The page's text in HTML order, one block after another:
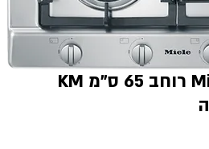
כיריים גז מילה Miele רוחב 65 ס"מ KM